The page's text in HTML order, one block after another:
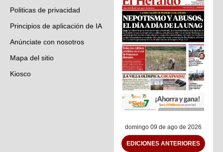
Politicas de privacidad
Principios de aplicación de IA
Anúnciate con nosotros
Mapa del sitio
Kiosco
domingo 09 de ago de 2026
EDICIONES ANTERIORES